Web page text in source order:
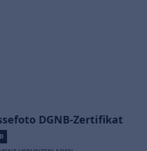
DGNB-Zertifikat